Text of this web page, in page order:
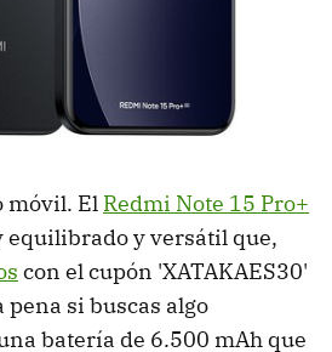
móvil. El Redmi Note 15 Pro+
equilibrado y versátil que,
con el cupón 'XATAKAES30'
pena si buscas algo
batería de 6.500 mAh que